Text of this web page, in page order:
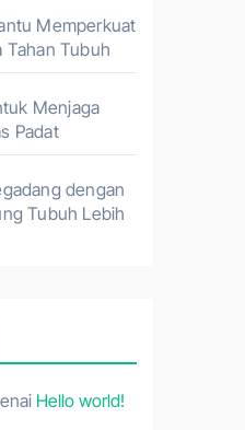
Memperkuat
Tahan Tubuh
Menjaga
Padat
dengan
Tubuh Lebih
Hello world!